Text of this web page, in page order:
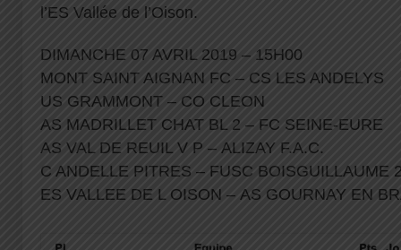
l’ES Vallée de l’Oison.
DIMANCHE 07 AVRIL 2019 – 15H00
MONT SAINT AIGNAN FC – CS LES ANDELYS
US GRAMMONT – CO CLEON
AS MADRILLET CHAT BL 2 – FC SEINE-EURE
AS VAL DE REUIL V P – ALIZAY F.A.C.
C ANDELLE PITRES – FUSC BOISGUILLAUME
ES VALLEE DE L OISON – AS GOURNAY EN